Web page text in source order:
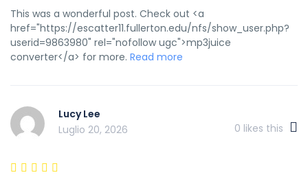
This was a wonderful post. Check out <a
href="https://escatter11.fullerton.edu/nfs/show_user.php?
userid=9863980" rel="nofollow ugc">mp3juice
converter</a> for more. Read more
Lucy Lee
Luglio 20, 2026
0 likes this